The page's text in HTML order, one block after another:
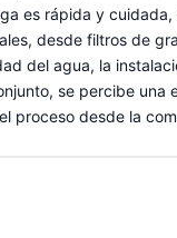
es rápida y
desde filtros de
del agua, la
se percibe
proceso desde la